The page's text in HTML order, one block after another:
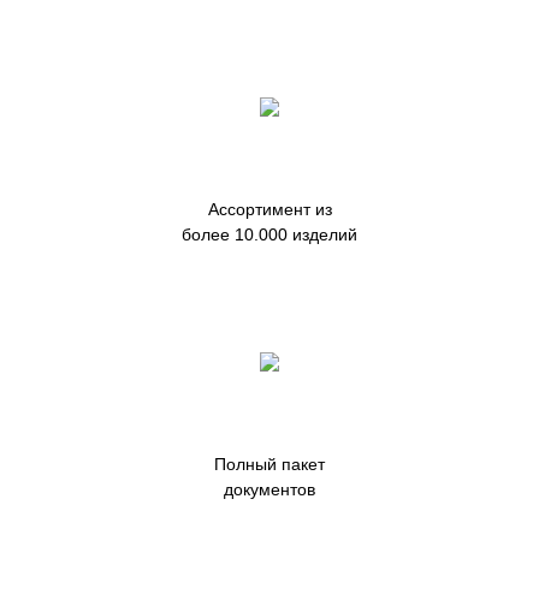
Ассортимент из
более 10.000 изделий
Полный пакет
документов